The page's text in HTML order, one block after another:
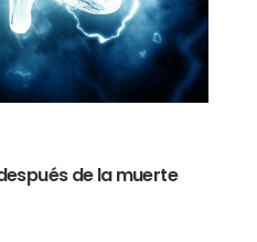
de la muerte